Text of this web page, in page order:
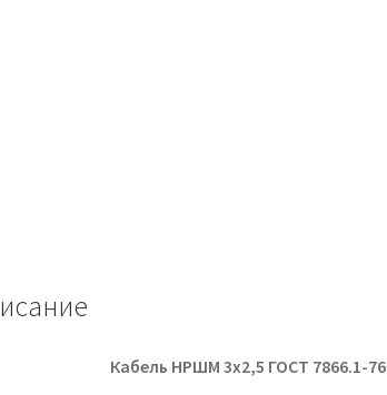
Кабель НРШМ 3х2,5 ГОСТ 7866.1-76